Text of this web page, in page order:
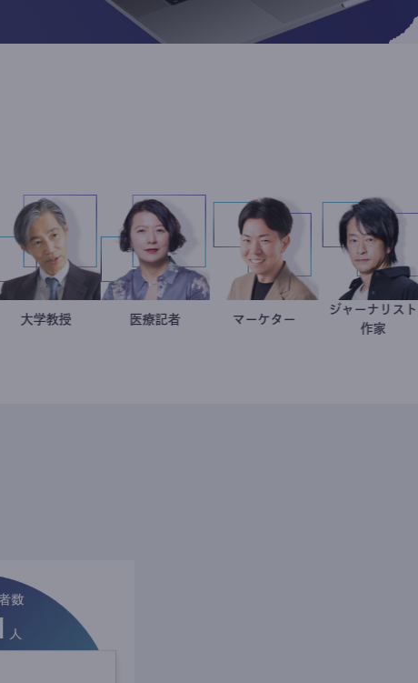
加藤忠史
大学教授 岩永直子
医療記者 室谷良平
マーケター 鈴木
ジャー